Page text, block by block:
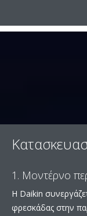
1. Μοντέρνο
Η Daikin
φρεσκάδας στην